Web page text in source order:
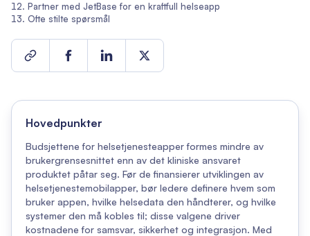
Hovedpunkter
Budsjettene for helsetjenesteapper formes mindre av
brukergrensesnittet enn av det kliniske ansvaret
produktet påtar seg. Før de finansierer utviklingen av
helsetjenestemobilapper, bør ledere definere hvem som
bruker appen, hvilke helsedata den håndterer, og hvilke
systemer den må kobles til; disse valgene driver
kostnadene for samsvar, sikkerhet og integrasjon. Med
Partner med JetBase for en kraftfull helseapp
Ofte stilte spørsmål